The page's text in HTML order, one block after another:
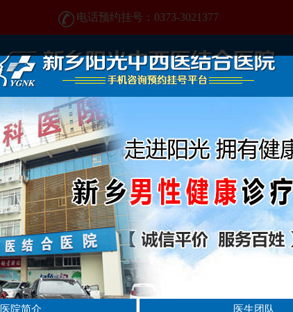
电话预约挂号：0373-3021377
在新乡哪家男科医院好?找正规医院-新乡阳光男科医院
医院简介 医生团队
电话预约挂号：0373-3021377